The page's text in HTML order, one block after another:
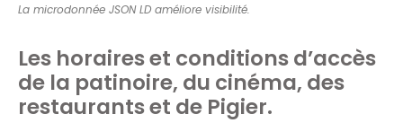
La microdonnée JSON LD améliore visibilité.
Les horaires et conditions d’accès
de la patinoire, du cinéma, des
restaurants et de Pigier.